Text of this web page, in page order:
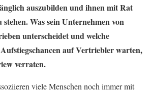
auszubilden und ihnen mit Rat
Was sein Unternehmen von
unterscheidet und welche
auf Vertriebler warten,
verraten.
viele Menschen noch immer mit